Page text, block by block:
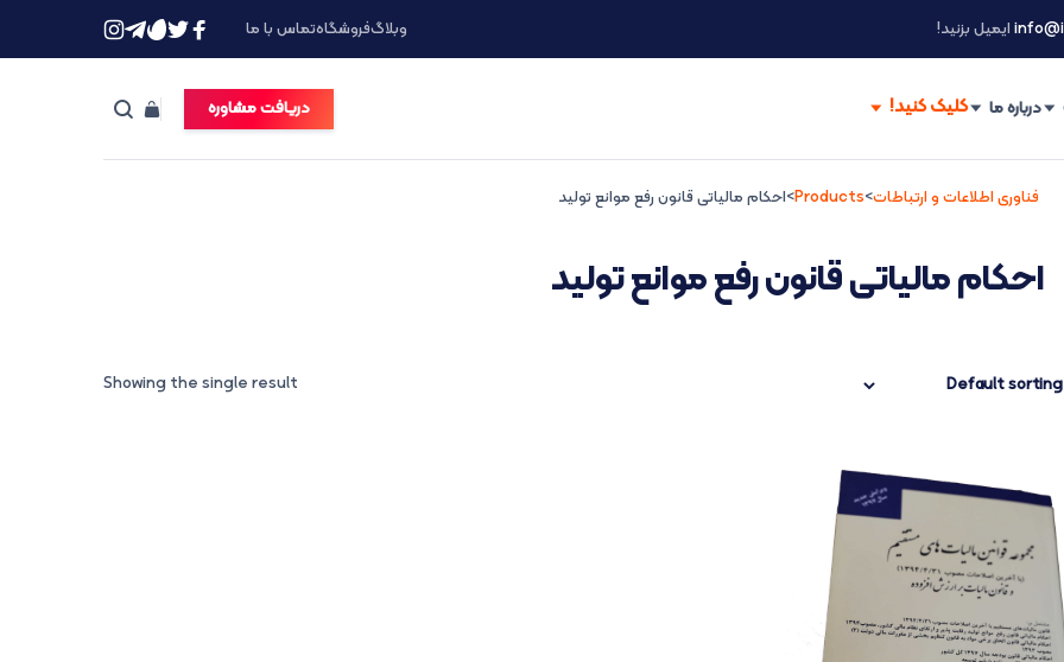
ایمیل بزنید! وبلاگفروشگاهتماس با ما
درباره ما دریافت مشاوره
فناوری اطلاعات و ارتباطات>
Products
>احکام مالیاتی قانون رفع موانع تولید
احکام مالیاتی قانون رفع موانع تولید
Showing the single result